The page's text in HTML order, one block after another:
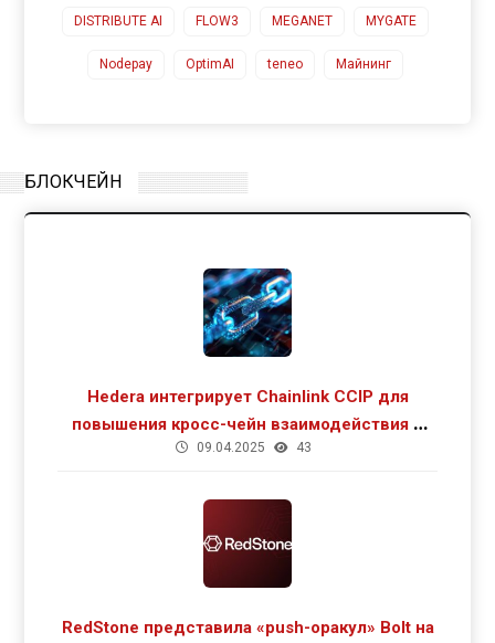
DISTRIBUTE AI FLOW3 MEGANET MYGATE
Nodepay OptimAI teneo Майнинг
БЛОКЧЕЙН
Hedera интегрирует Chainlink CCIP для
повышения кросс-чейн взаимодействия и
роста DeFi
09.04.2025 43
RedStone представила «push-оракул» Bolt на